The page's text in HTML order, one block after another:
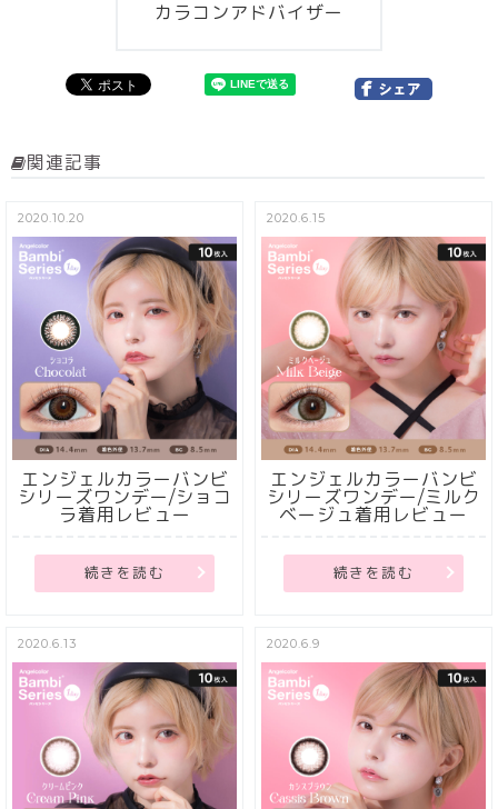
カラコンアドバイザー
関連記事
2020.10.20
エンジェルカラーバンビ
シリーズワンデー/ショコ
ラ着用レビュー
続きを読む
2020.6.15
エンジェルカラーバンビ
シリーズワンデー/ミルク
ベージュ着用レビュー
続きを読む
2020.6.13 2020.6.9